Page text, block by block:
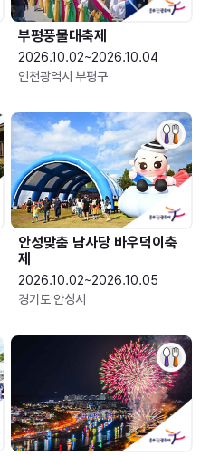
부평풍물대축제
2026.10.02~2026.10.04
인천광역시 부평구
안성맞춤 남사당 바우덕이축
제
2026.10.02~2026.10.05
경기도 안성시